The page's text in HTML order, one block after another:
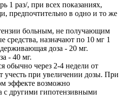
1 раз/, при всех показаниях,
предпочтительно в одно и то же
больным, не получающим
средства, назначают по 10 мг 1
доза - 20 мг.
- 40 мг.
обычно через 2-4 недели от
учесть при увеличении дозы. При
эффекте возможно
с другими гипотензивными